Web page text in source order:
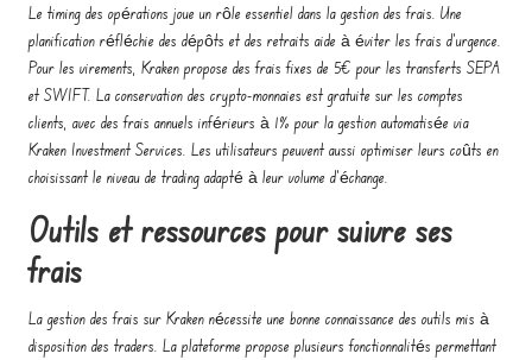
Le timing des opérations joue un rôle essentiel dans la gestion des frais. Une
planification réfléchie des dépôts et des retraits aide à éviter les frais d'urgence.
Pour les virements, Kraken propose des frais fixes de 5€ pour les transferts SEPA
et SWIFT. La conservation des crypto-monnaies est gratuite sur les comptes
clients, avec des frais annuels inférieurs à 1% pour la gestion automatisée via
Kraken Investment Services. Les utilisateurs peuvent aussi optimiser leurs coûts en
choisissant le niveau de trading adapté à leur volume d'échange.
Outils et ressources pour suivre ses
frais
La gestion des frais sur Kraken nécessite une bonne connaissance des outils mis à
disposition des traders. La plateforme propose plusieurs fonctionnalités permettant